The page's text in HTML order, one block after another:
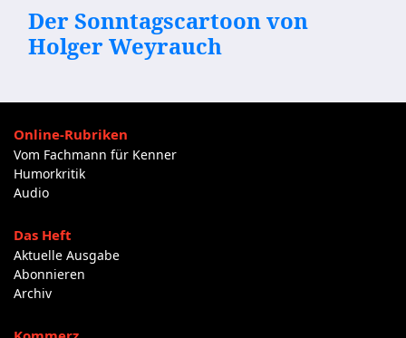
Der Sonntagscartoon von
Holger Weyrauch
Online-Rubriken
Vom Fachmann für Kenner
Humorkritik
Audio
Das Heft
Aktuelle Ausgabe
Abonnieren
Archiv